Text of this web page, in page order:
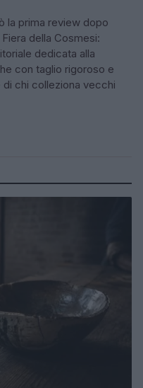
la prima review dopo
della Cosmesi:
dedicata alla
con taglio rigoroso e
chi colleziona vecchi